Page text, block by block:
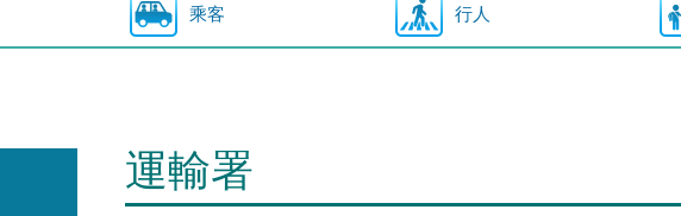
乘客 行人
運輸署